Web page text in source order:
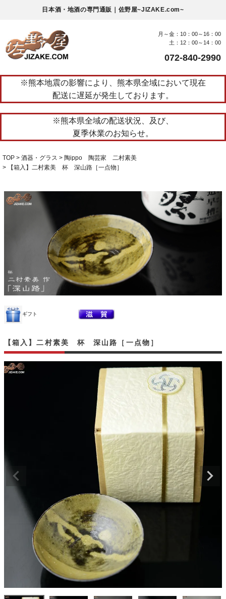
日本酒・地酒の専門通販｜佐野屋~JIZAKE.com~
月～金：10：00～16：00
土：12：00～14：00
072-840-2990
※熊本地震の影響により、熊本県全域において現在
配送に遅延が発生しております。
※熊本県全域の配送状況、及び、
夏季休業のお知らせ。
TOP 酒器・グラス
陶ippo 陶芸家 二村素美
【箱入】二村素美 杯 深山路［一点物］
ギフト
【箱入】二村素美 杯 深山路［一点物］